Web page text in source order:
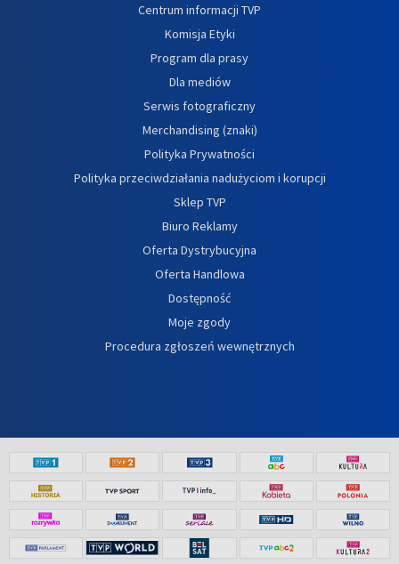
Centrum informacji TVP
Komisja Etyki
Program dla prasy
Dla mediów
Serwis fotograficzny
Merchandising (znaki)
Polityka Prywatności
Polityka przeciwdziałania nadużyciom i korupcji
Sklep TVP
Biuro Reklamy
Oferta Dystrybucyjna
Oferta Handlowa
Dostępność
Moje zgody
Procedura zgłoszeń wewnętrznych